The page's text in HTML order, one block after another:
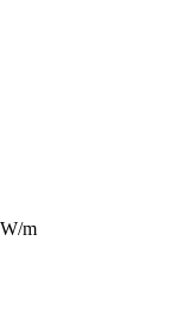
m